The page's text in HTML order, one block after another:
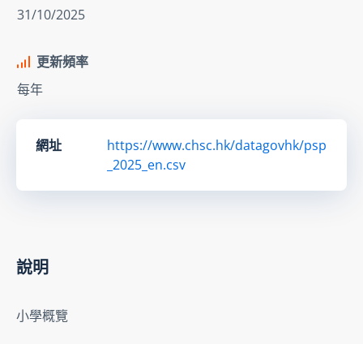
31/10/2025
更新頻率
每年
網址
https://www.chsc.hk/datagovhk/psp
_2025_en.csv
說明
小學概覽